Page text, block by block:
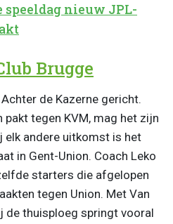
speeldag nieuw JPL-
Brugge
de Kazerne gericht.
pakt tegen KVM, mag het zijn
elk andere uitkomst is het
in Gent-Union. Coach Leko
starters die afgelopen
tegen Union. Met Van
de thuisploeg springt vooral